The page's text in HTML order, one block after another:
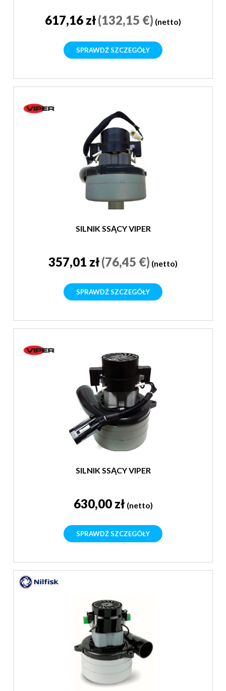
617,16 zł(132,15 €) (netto)
SPRAWDŹ SZCZEGÓŁY
SILNIK SSĄCY VIPER
357,01 zł(76,45 €) (netto)
SPRAWDŹ SZCZEGÓŁY
SILNIK SSĄCY VIPER
630,00 zł (netto)
SPRAWDŹ SZCZEGÓŁY